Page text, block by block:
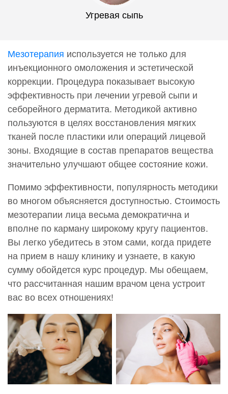
Угревая сыпь
Мезотерапия используется не только для
инъекционного омоложения и эстетической
коррекции. Процедура показывает высокую
эффективность при лечении угревой сыпи и
себорейного дерматита. Методикой активно
пользуются в целях восстановления мягких
тканей после пластики или операций лицевой
зоны. Входящие в состав препаратов вещества
значительно улучшают общее состояние кожи.
Помимо эффективности, популярность методики
во многом объясняется доступностью. Стоимость
мезотерапии лица весьма демократична и
вполне по карману широкому кругу пациентов.
Вы легко убедитесь в этом сами, когда придете
на прием в нашу клинику и узнаете, в какую
сумму обойдется курс процедур. Мы обещаем,
что рассчитанная нашим врачом цена устроит
вас во всех отношениях!